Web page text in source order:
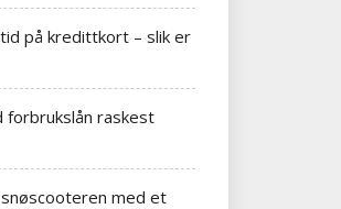
på kredittkort – slik er
forbrukslån raskest
med et